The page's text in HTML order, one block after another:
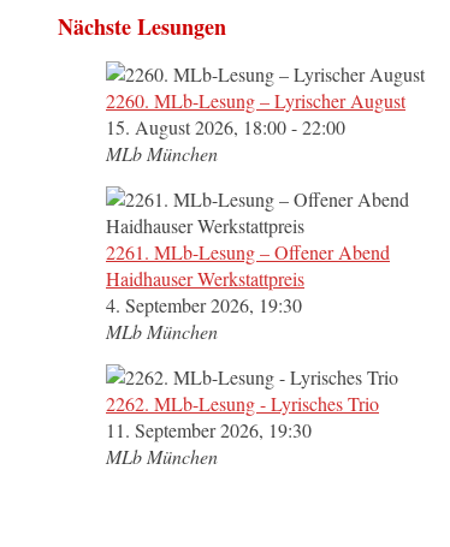
Nächste Lesungen
2260. MLb-Lesung – Lyrischer August
15. August 2026, 18:00 - 22:00
MLb München
2261. MLb-Lesung – Offener Abend
Haidhauser Werkstattpreis
4. September 2026, 19:30
MLb München
2262. MLb-Lesung - Lyrisches Trio
11. September 2026, 19:30
MLb München